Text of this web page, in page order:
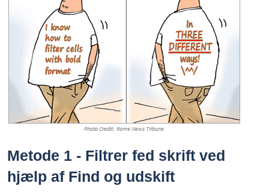
Metode 1 - Filtrer fed skrift ved
hjælp af Find og udskift